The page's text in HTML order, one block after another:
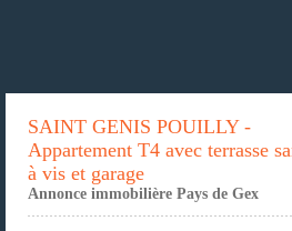
SAINT GENIS POUILLY -
Appartement T4 avec terrasse
à vis et garage
Annonce immobilière Pays de Gex